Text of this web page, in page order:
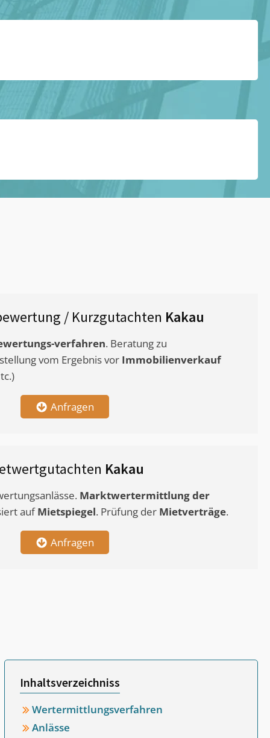
/ Kurzgutachten Kakau
verfahren. Beratung zu
vom Ergebnis vor Immobilienverkauf
Anfragen
Kakau
Marktwertermittlungder
aufMietspiegel. Prüfung der Mietverträge.
Anfragen
Inhaltsverzeichniss
Wertermittlungsverfahren
Anlässe